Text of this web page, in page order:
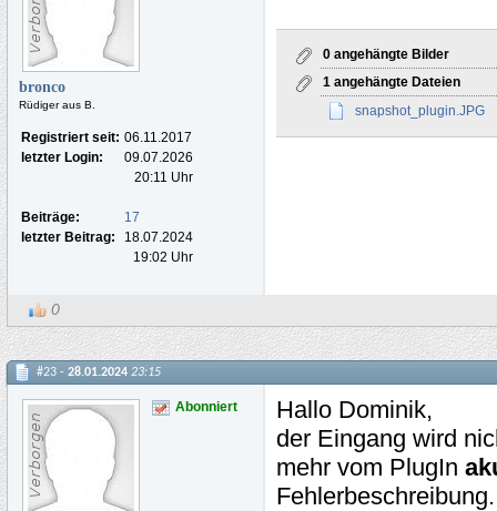
bronco
Rüdiger aus B.
Registriert seit: 06.11.2017
letzter Login:
09.07.2026
20:11 Uhr
Beiträge:
17
letzter Beitrag:
18.07.2024
19:02 Uhr
0 angehängte Bilder
1 angehängte Dateien
snapshot_plugin.JPG
0
#23 - 28.01.2024 23:15
Abonniert
Hallo Dominik,
der Eingang wird
mehr vom PlugIn
Fehlerbeschreibung.